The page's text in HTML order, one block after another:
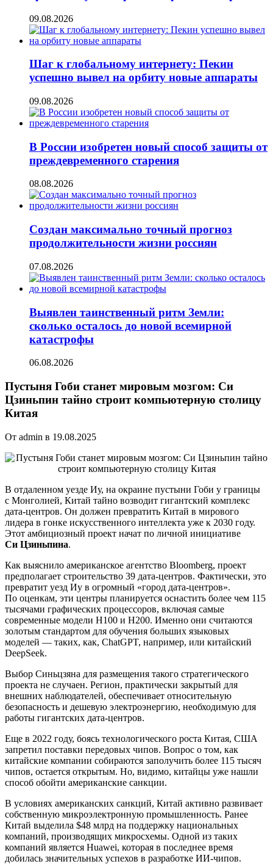
09.08.2026
Шаг к глобальному интернету: Пекин
успешно вывел на орбиту новые аппараты
09.08.2026
В России изобретен новый способ защиты от
преждевременного старения
08.08.2026
Создан максимально точный прогноз
продолжительности жизни россиян
07.08.2026
Выявлен таинственный ритм Земли:
сколько осталось до новой всемирной
катастрофы
06.08.2026
Пустыня Гоби станет мировым мозгом: Си
Цзиньпин тайно строит компьютерную столицу
Китая
От admin в 19.08.2025
В отдаленном уезде Иу, на окраине пустыни Гоби у границы
с Монголией, Китай тайно возводит гигантский комплекс
дата-центров. Он должен превратить Китай в мирового
лидера в гонке искусственного интеллекта уже к 2030 году.
Этот амбициозный проект начат по личной инициативе
Си Цзиньпина.
Как выяснило американское агентство Bloomberg, проект
предполагает строительство 39 дата-центров. Фактически, это
превратит уезд Иу в огромный «город дата-центров».
По оценкам, эти центры планируется оснастить более чем 115
тысячами графических процессоров, включая самые
современные модели H100 и H200. Именно они считаются
золотым стандартом для обучения больших языковых
моделей — таких, как, ChatGPT, например, или китайский
DeepSeek.
Выбор Синьцзяна для размещения такого стратегического
проекта не случаен. Регион, практически закрытый для
внешних наблюдателей, обеспечивает относительную
безопасность и дешевую электроэнергию, необходимую для
работы гигантских дата-центров.
Еще в 2022 году, боясь технологического роста Китая, США
запретил поставки передовых чипов. Вопрос о том, как
китайские компании собираются заполучить более 115 тысяч
чипов, остается открытым. Но, видимо, китайцы уже нашли
способ обойти американские санкции.
В условиях американских санкций, Китай активно развивает
собственную микроэлектронную промышленность. Ранее
Китай выделила $48 млрд на поддержку национальных
компаний, производящих микросхемы. Одной из таких
компаний является Huawei, которая в последнее время
добилась значительных успехов в разработке ИИ-чипов.